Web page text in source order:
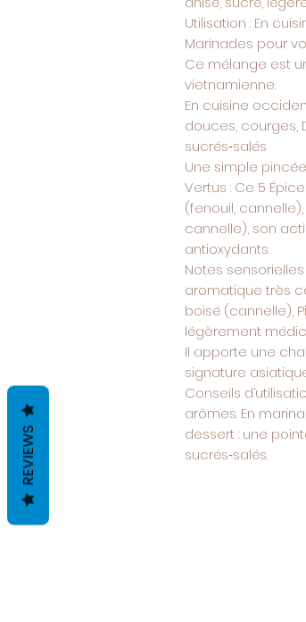
Utilisation : En
Marinades pour
Ce mélange est
vietnamienne.
En cuisine
douces, courges,
sucrés‑salés
Une simple
Vertus : Ce 5
(fenouil,
cannelle), son
antioxydants.
Notes
aromatique très
boisé (cannelle),
légèrement
Il apporte une
signature
Conseils
arômes. En
dessert : une
sucrés‑salés.
REVIEWS